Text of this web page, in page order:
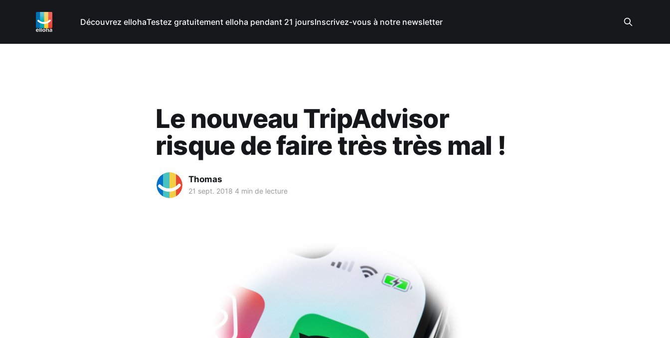
Découvrez ellohaTestez gratuitement elloha pendant 21 joursInscrivez-vous à notre newsletter
Le nouveau TripAdvisor
risque de faire très très mal !
Thomas
21 sept. 2018 4 min de lecture